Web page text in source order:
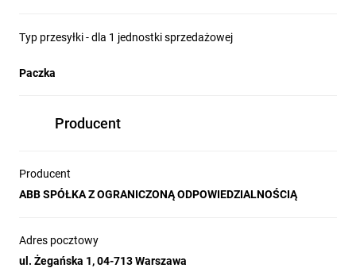
Typ przesyłki - dla 1 jednostki sprzedażowej
Paczka
Producent
Producent
ABB SPÓŁKA Z OGRANICZONĄ ODPOWIEDZIALNOŚCIĄ
Adres pocztowy
ul. Żegańska 1, 04-713 Warszawa